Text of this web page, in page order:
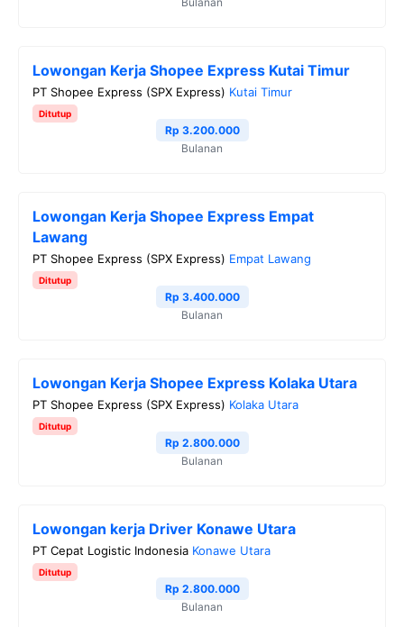
Lowongan Kerja Shopee Express Kutai Timur
PT Shopee Express (SPX Express) Kutai Timur
Ditutup
Rp 3.200.000
Bulanan
Lowongan Kerja Shopee Express Empat
Lawang
PT Shopee Express (SPX Express) Empat Lawang
Ditutup
Rp 3.400.000
Bulanan
Lowongan Kerja Shopee Express Kolaka Utara
PT Shopee Express (SPX Express) Kolaka Utara
Ditutup
Rp 2.800.000
Bulanan
Lowongan kerja Driver Konawe Utara
PT Cepat Logistic Indonesia Konawe Utara
Ditutup
Rp 2.800.000
Bulanan